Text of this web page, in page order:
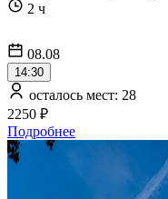
2 ч
08.08
14:30
осталось мест: 28
2250 ₽
Подробнее